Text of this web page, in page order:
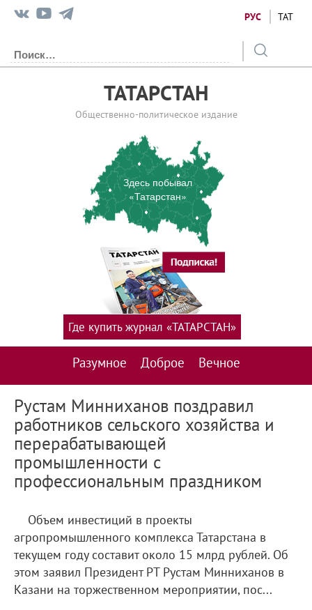
РУС ТАТ
ТАТАРСТАН
Общественно-политическое издание
Здесь побывал
«Татарстан»
Разумное Доброе Вечное
Где купить журнал «ТАТАРСТАН»
Рустам Минниханов поздравил
работников сельского хозяйства и
перерабатывающей
промышленности с
профессиональным праздником
Объем инвестиций в проекты
агропромышленного комплекса Татарстана в
текущем году составит около 15 млрд рублей. Об
этом заявил Президент РТ Рустам Минниханов в
Казани на торжественном мероприятии, пос...